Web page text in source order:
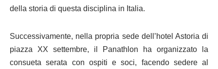
della storia di questa disciplina in Italia.
Successivamente, nella propria sede dell’hotel Astoria di
piazza XX settembre, il Panathlon ha organizzato la
consueta serata con ospiti e soci, facendo sedere al